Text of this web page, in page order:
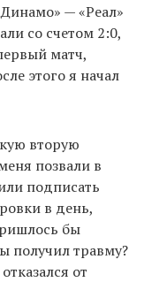
— «Реал»
со счетом 2:0,
матч,
этого я начал
вторую
позвали в
подписать
в день,
бы
получил травму?
от